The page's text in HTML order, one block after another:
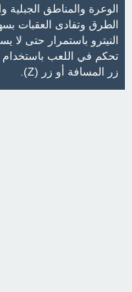
الوعرة والمناطق الجبلية
الطرق وتفادى العقبات
النيترو باستمرار حتى
تحكم في اللعب باستخدام
زر المسافة أو زر (Z).